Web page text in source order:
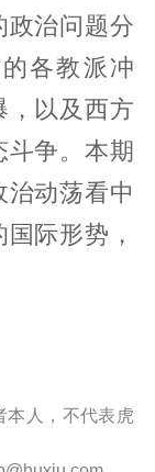
政治问题分
各教派冲
，以及西方
争。本期
动荡看中
际形势，
本人，不代表虎